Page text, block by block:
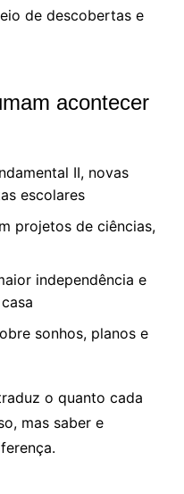
de descobertas e
acontecer
II, novas
escolares
projetos de ciências,
independência e
sonhos, planos e
o quanto cada
mas saber e